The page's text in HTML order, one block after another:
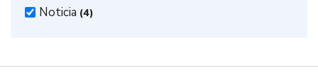
Noticia (4)